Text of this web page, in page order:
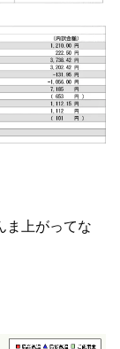
ま上がってな